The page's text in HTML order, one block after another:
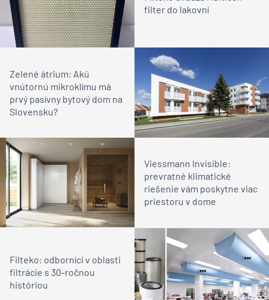
filter do lakovní
Zelené átrium: Akú
vnútornú mikroklímu má
prvý pasívny bytový dom na
Slovensku?
Viessmann Invisible:
prevratné klimatické
riešenie vám poskytne viac
priestoru v dome
Filteko: odborníci v oblasti
filtrácie s 30-ročnou
históriou